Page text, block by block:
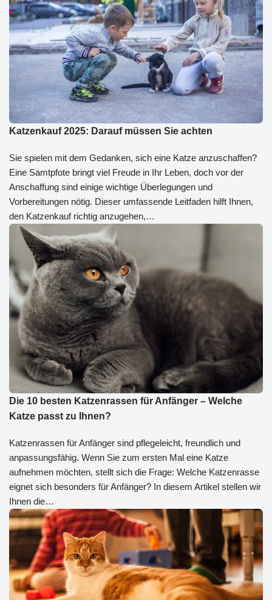
Katzenkauf 2025: Darauf müssen Sie achten
Sie spielen mit dem Gedanken, sich eine Katze anzuschaffen?
Eine Samtpfote bringt viel Freude in Ihr Leben, doch vor der
Anschaffung sind einige wichtige Überlegungen und
Vorbereitungen nötig. Dieser umfassende Leitfaden hilft Ihnen,
den Katzenkauf richtig anzugehen,…
Die 10 besten Katzenrassen für Anfänger – Welche
Katze passt zu Ihnen?
Katzenrassen für Anfänger sind pflegeleicht, freundlich und
anpassungsfähig. Wenn Sie zum ersten Mal eine Katze
aufnehmen möchten, stellt sich die Frage: Welche Katzenrasse
eignet sich besonders für Anfänger? In diesem Artikel stellen wir
Ihnen die…